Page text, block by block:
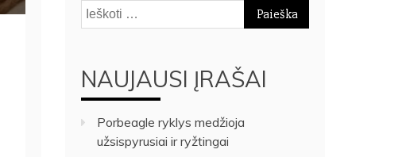
Ieškoti:
NAUJAUSI ĮRAŠAI
Porbeagle ryklys medžioja
užsispyrusiai ir ryžtingai